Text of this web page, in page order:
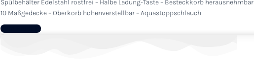
Spülbehälter Edelstahl rostfrei – Halbe Ladung-Taste – Besteckkorb herausnehmbar
10 Maßgedecke – Oberkorb höhenverstellbar – Aquastoppschlauch
Zum Produkt